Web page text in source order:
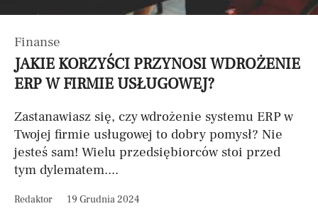
Finanse
JAKIE KORZYŚCI PRZYNOSI WDROŻENIE
ERP W FIRMIE USŁUGOWEJ?
Zastanawiasz się, czy wdrożenie systemu ERP w
Twojej firmie usługowej to dobry pomysł? Nie
jesteś sam! Wielu przedsiębiorców stoi przed
tym dylematem....
Redaktor 19 Grudnia 2024